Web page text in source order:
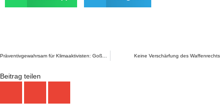
Zurück Präventivgewahrsam für Klimaaktivisten: Goßner unterstützt Polizeigewerkschaft Keine Verschärfung des Waffenrechts
Beitrag teilen